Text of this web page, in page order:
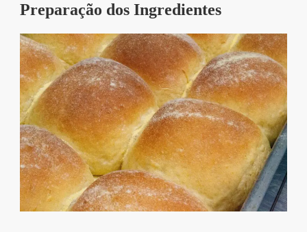
Preparação dos Ingredientes